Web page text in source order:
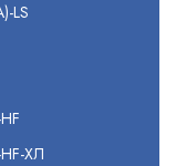
LS
ХЛ